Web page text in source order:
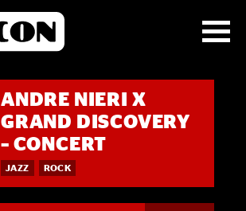
ANDRE NIERI X
GRAND DISCOVERY
– CONCERT
JAZZ ROCK